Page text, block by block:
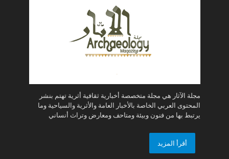
مجلة الآثار هي مجلة متخصصة أخبارية ثقافية أثرية تهتم بنشر
المحتوى العربي الخاصة بالأخبار العامة والأثرية والسياحية وما
يرتبط بها من فنون وبيئة ومتاحف ومعارض وتراث أنساني
أقرأ المزيد